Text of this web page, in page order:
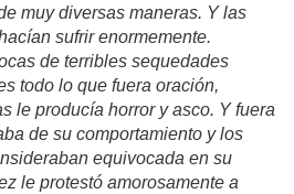
muy diversas maneras. Y las
sufrir enormemente.
de terribles sequedades
todo lo que fuera oración,
le producía horror y asco. Y fuera
de su comportamiento y los
equivocada en su
le protestó amorosamente a